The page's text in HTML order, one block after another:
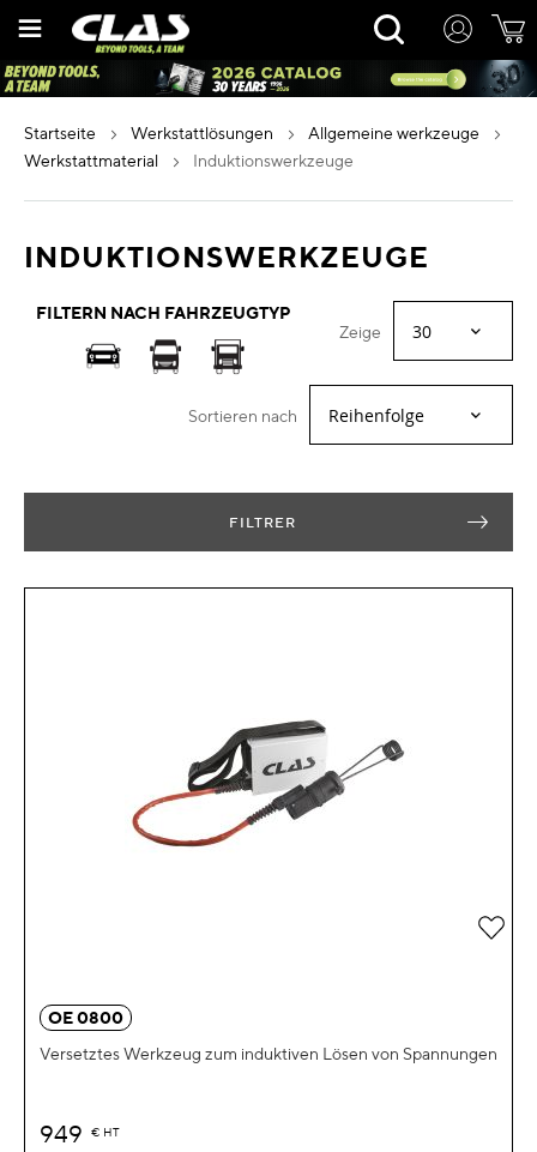
Inhalt
Rechercher
startseite werkstattlösungen
allgemeine werkzeuge
werkstattmaterial
induktionswerkzeuge
INDUKTIONSWERKZEUGE
FILTERN NACH FAHRZEUGTYP
Zeige
Sortieren nach
FILTRER
OE 0800
Versetztes Werkzeug zum induktiven Lösen von Spannungen
949 € HT
Zur